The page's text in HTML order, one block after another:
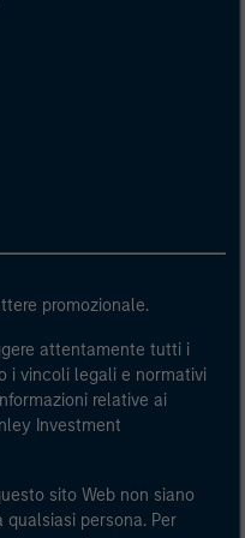
promozionale.
attentamente tutti i
i vincoli legali e normativi
relative ai
Investment
sito Web non siano
persona. Per